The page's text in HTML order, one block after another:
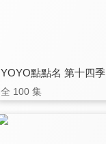
YOYO點點名 第十四季
全 100 集